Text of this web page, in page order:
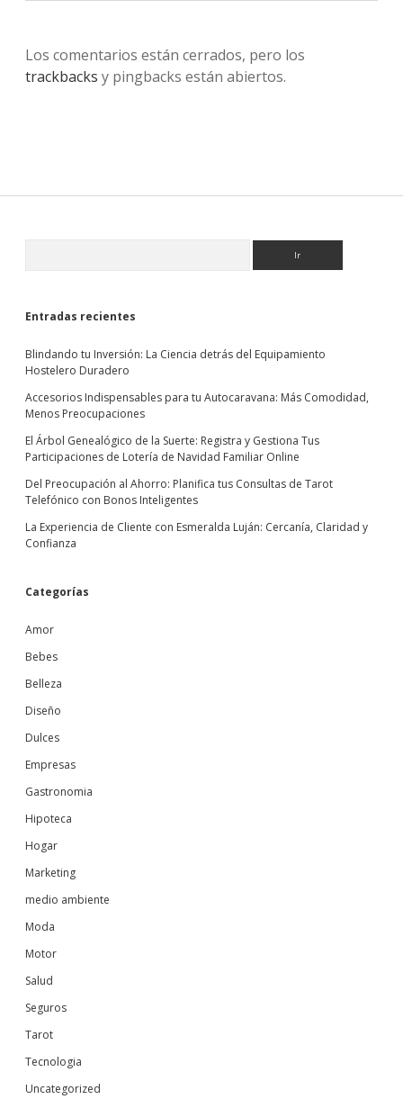
Los comentarios están cerrados, pero los
trackbacks y pingbacks están abiertos.
Entradas recientes
Blindando tu Inversión: La Ciencia detrás del Equipamiento
Hostelero Duradero
Accesorios Indispensables para tu Autocaravana: Más Comodidad,
Menos Preocupaciones
El Árbol Genealógico de la Suerte: Registra y Gestiona Tus
Participaciones de Lotería de Navidad Familiar Online
Del Preocupación al Ahorro: Planifica tus Consultas de Tarot
Telefónico con Bonos Inteligentes
La Experiencia de Cliente con Esmeralda Luján: Cercanía, Claridad y
Confianza
Categorías
Amor
Bebes
Belleza
Diseño
Dulces
Empresas
Gastronomia
Hipoteca
Hogar
Marketing
medio ambiente
Moda
Motor
Salud
Seguros
Tarot
Tecnologia
Uncategorized